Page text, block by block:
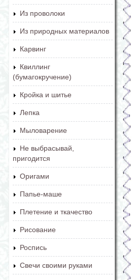
Из проволоки
Из природных материалов
Карвинг
Квиллинг
(бумагокручение)
Кройка и шитье
Лепка
Мыловарение
Не выбрасывай,
пригодится
Оригами
Папье-маше
Плетение и ткачество
Рисование
Роспись
Свечи своими руками